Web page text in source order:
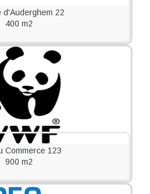
d'Auderghem 22
400 m2
Commerce 123
900 m2